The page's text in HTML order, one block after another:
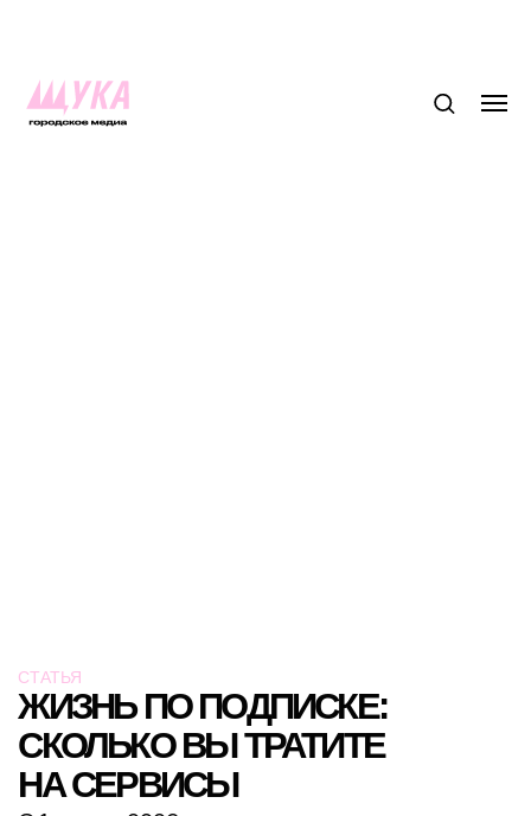
Они посчитали, сколько в год уходит
на типовой набор подписок, сравнили
с ценами с пятилетней давности
и разобрались, почему бизнес так упорно
переводит нас с разовых покупок
на регулярные платежи. А заодно ответили